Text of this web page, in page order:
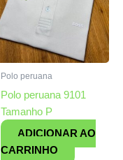
Polo peruana
Polo peruana 9101
Tamanho P
ADICIONAR AO
CARRINHO